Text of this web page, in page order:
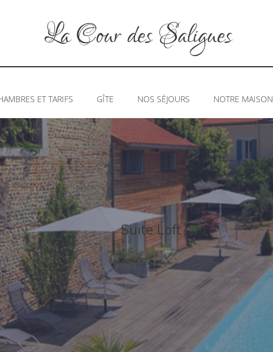
La Cour des Saligues
ET TARIFS GÎTE NOS SÉJOURS NOTRE MAISON
Suite Loft